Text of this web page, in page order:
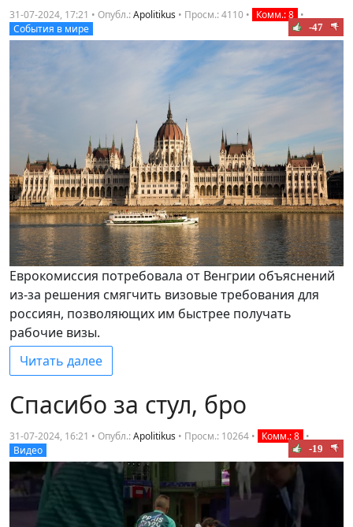
31-07-2024, 17:21 • Опубл.:Apolitikus • Просм.: 4110 • Комм.: 8 •
События в мире
-47
Еврокомиссия потребовала от Венгрии объяснений
из-за решения смягчить визовые требования для
россиян, позволяющих им быстрее получать
рабочие визы.
Читать далее
Спасибо за стул, бро
31-07-2024, 16:21 • Опубл.:Apolitikus • Просм.: 10264 • Комм.: 8 •
Видео
-19